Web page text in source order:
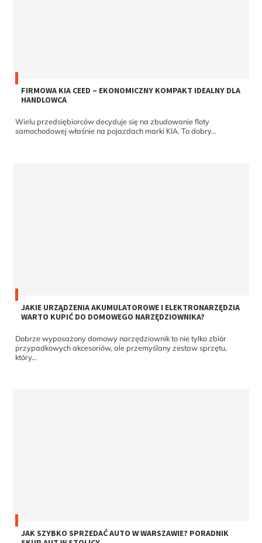
FIRMOWA KIA CEED – EKONOMICZNY KOMPAKT IDEALNY DLA
HANDLOWCA
Wielu przedsiębiorców decyduje się na zbudowanie floty
samochodowej właśnie na pojazdach marki KIA. To dobry...
JAKIE URZĄDZENIA AKUMULATOROWE I ELEKTRONARZĘDZIA
WARTO KUPIĆ DO DOMOWEGO NARZĘDZIOWNIKA?
Dobrze wyposażony domowy narzędziownik to nie tylko zbiór
przypadkowych akcesoriów, ale przemyślany zestaw sprzętu,
który...
JAK SZYBKO SPRZEDAĆ AUTO W WARSZAWIE? PORADNIK